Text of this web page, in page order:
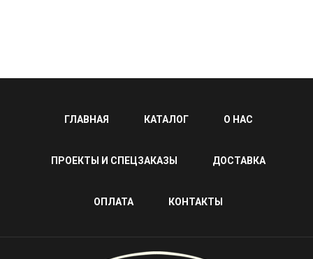
ГЛАВНАЯ КАТАЛОГ О НАС
ПРОЕКТЫ И СПЕЦЗАКАЗЫ ДОСТАВКА
ОПЛАТА КОНТАКТЫ